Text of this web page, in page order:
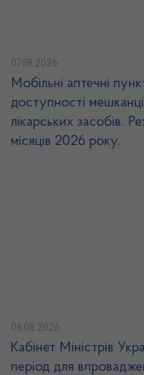
07.08.2026
Мобільні аптечні
доступності
лікарських засобів.
місяців 2026 року.
06.08.2026
Кабінет Міністрів
період для